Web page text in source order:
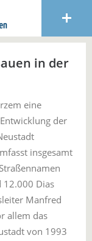
in der
eine
der
insgesamt
Dias
Manfred
allem das
von 1993